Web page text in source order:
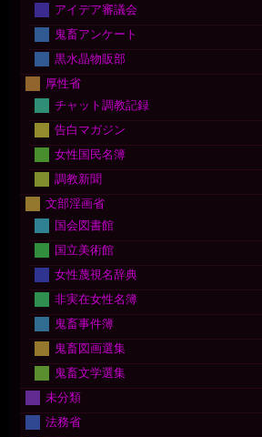
アイデア審議会
鬼畜アンケート
黒水晶物販部
厚性省
チャット調教記録
告白マガジン
女性国民名簿
調教新聞
文部淫画省
国会図書館
国立美術館
女性蔑視名辞典
非実在女性名簿
鬼畜事件簿
鬼畜図画選集
鬼畜文学選集
未分類
法務省